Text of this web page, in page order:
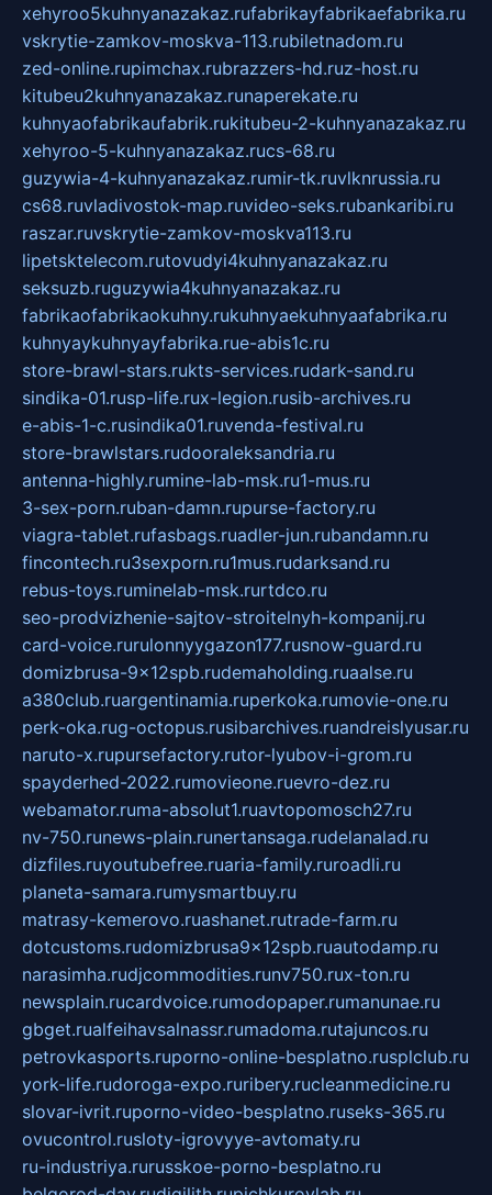
xehyroo5kuhnyanazakaz.rufabrikayfabrikaefabrika.ru
vskrytie-zamkov-moskva-113.rubiletnadom.ru
zed-online.rupimchax.rubrazzers-hd.ruz-host.ru
kitubeu2kuhnyanazakaz.runaperekate.ru
kuhnyaofabrikaufabrik.rukitubeu-2-kuhnyanazakaz.ru
xehyroo-5-kuhnyanazakaz.rucs-68.ru
guzywia-4-kuhnyanazakaz.rumir-tk.ruvlknrussia.ru
cs68.ruvladivostok-map.ruvideo-seks.rubankaribi.ru
raszar.ruvskrytie-zamkov-moskva113.ru
lipetsktelecom.rutovudyi4kuhnyanazakaz.ru
seksuzb.ruguzywia4kuhnyanazakaz.ru
fabrikaofabrikaokuhny.rukuhnyaekuhnyaafabrika.ru
kuhnyaykuhnyayfabrika.rue-abis1c.ru
store-brawl-stars.rukts-services.rudark-sand.ru
sindika-01.rusp-life.rux-legion.rusib-archives.ru
e-abis-1-c.rusindika01.ruvenda-festival.ru
store-brawlstars.rudooraleksandria.ru
antenna-highly.rumine-lab-msk.ru1-mus.ru
3-sex-porn.ruban-damn.rupurse-factory.ru
viagra-tablet.rufasbags.ruadler-jun.rubandamn.ru
fincontech.ru3sexporn.ru1mus.rudarksand.ru
rebus-toys.ruminelab-msk.rurtdco.ru
seo-prodvizhenie-sajtov-stroitelnyh-kompanij.ru
card-voice.rurulonnyygazon177.rusnow-guard.ru
domizbrusa-9x12spb.rudemaholding.ruaalse.ru
a380club.ruargentinamia.ruperkoka.rumovie-one.ru
perk-oka.rug-octopus.rusibarchives.ruandreislyusar.ru
naruto-x.rupursefactory.rutor-lyubov-i-grom.ru
spayderhed-2022.rumovieone.ruevro-dez.ru
webamator.ruma-absolut1.ruavtopomosch27.ru
nv-750.runews-plain.runertansaga.rudelanalad.ru
dizfiles.ruyoutubefree.ruaria-family.ruroadli.ru
planeta-samara.rumysmartbuy.ru
matrasy-kemerovo.ruashanet.rutrade-farm.ru
dotcustoms.rudomizbrusa9x12spb.ruautodamp.ru
narasimha.rudjcommodities.runv750.rux-ton.ru
newsplain.rucardvoice.rumodopaper.rumanunae.ru
gbget.rualfeihavsalnassr.rumadoma.rutajuncos.ru
petrovkasports.ruporno-online-besplatno.rusplclub.ru
york-life.rudoroga-expo.ruribery.rucleanmedicine.ru
slovar-ivrit.ruporno-video-besplatno.ruseks-365.ru
ovucontrol.rusloty-igrovyye-avtomaty.ru
ru-industriya.rurusskoe-porno-besplatno.ru